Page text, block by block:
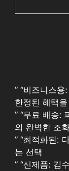
” “비즈니스
한정된 혜택
” “무료 배송:
의 완벽한 조
” “최적화된:
는 선택
” “신제품: 김